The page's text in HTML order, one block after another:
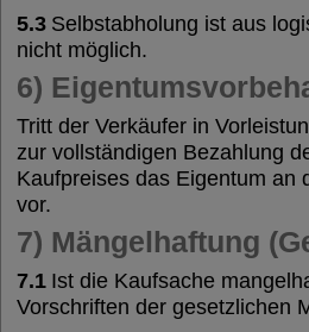
5.3 Selbstabholung ist aus
nicht möglich.
6)
Tritt der Verkäufer in
zur vollständigen Bezahlung
Kaufpreises das Eigentum an
vor.
7) Mängelhaftung
7.1 Ist die Kaufsache
Vorschriften der gesetzlichen